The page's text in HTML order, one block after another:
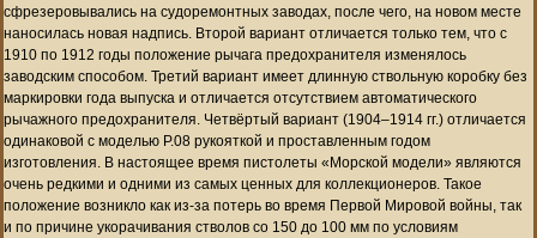
сфрезеровывались на судоремонтных заводах, после чего, на новом месте
наносилась новая надпись. Второй вариант отличается только тем, что с
1910 по 1912 годы положение рычага предохранителя изменялось
заводским способом. Третий вариант имеет длинную ствольную коробку без
маркировки года выпуска и отличается отсутствием автоматического
рычажного предохранителя. Четвёртый вариант (1904–1914 гг.) отличается
одинаковой с моделью P.08 рукояткой и проставленным годом
изготовления. В настоящее время пистолеты «Морской модели» являются
очень редкими и одними из самых ценных для коллекционеров. Такое
положение возникло как из-за потерь во время Первой Мировой войны, так
и по причине укорачивания стволов со 150 до 100 мм по условиям